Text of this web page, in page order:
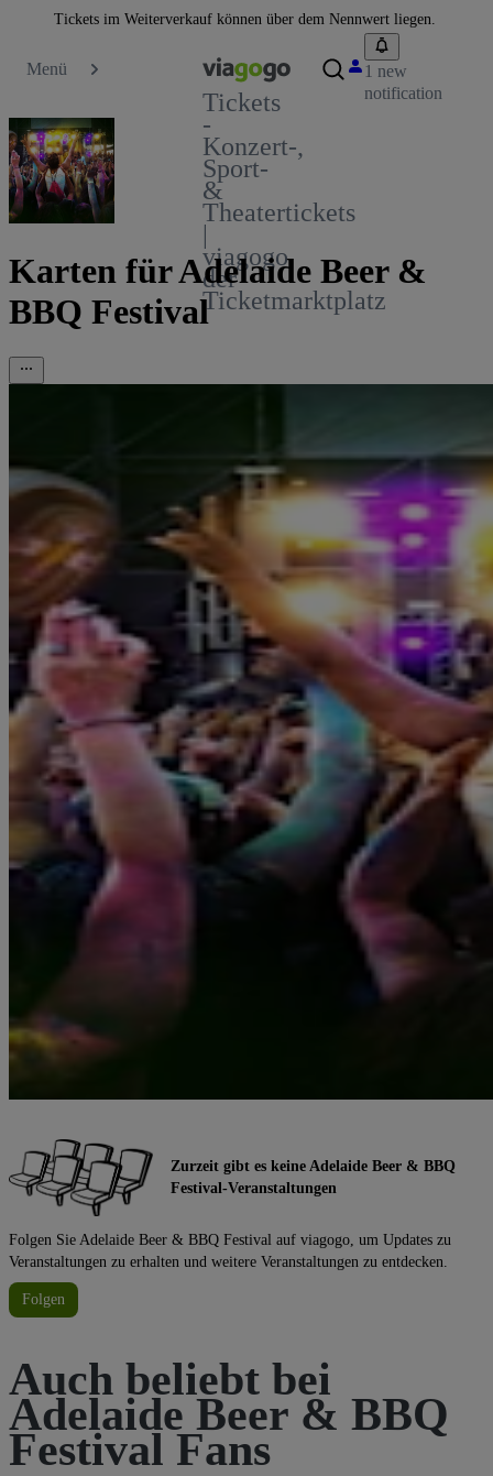
Tickets im Weiterverkauf können über dem Nennwert liegen.
Menü
Tickets
-
Konzert-,
Sport-
&
Theatertickets
|
viagogo
der
Ticketmarktplatz
1 new
notification
Karten für Adelaide Beer &
BBQ Festival
Zurzeit gibt es keine Adelaide Beer & BBQ
Festival-Veranstaltungen
Folgen Sie Adelaide Beer & BBQ Festival auf viagogo, um Updates zu
Veranstaltungen zu erhalten und weitere Veranstaltungen zu entdecken.
Folgen
Auch beliebt bei
Adelaide Beer & BBQ
Festival Fans